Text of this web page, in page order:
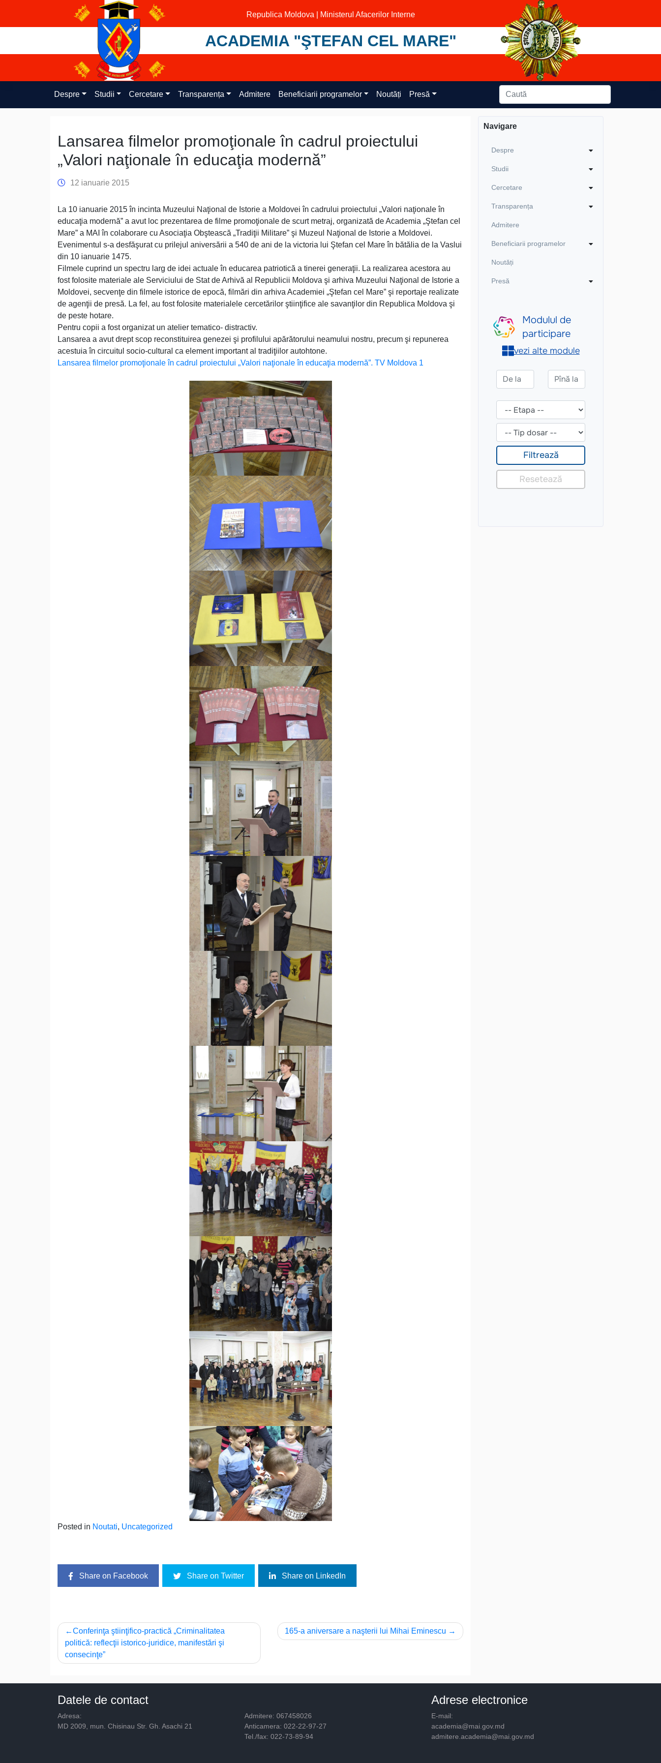
content
Republica Moldova | Ministerul Afacerilor Interne
ACADEMIA "ŞTEFAN CEL MARE"
Despre Studii Cercetare Transparența Admitere Beneficiarii programelor Noutăți Presă
Lansarea filmelor promoţionale în cadrul proiectului
„Valori naţionale în educaţia modernă”
12 ianuarie 2015
La 10 ianuarie 2015 în incinta Muzeului Naţional de Istorie a Moldovei în cadrului proiectului „Valori naţionale în
educaţia modernă” a avut loc prezentarea de filme promoţionale de scurt metraj, organizată de Academia „Ştefan cel
Mare” a MAI în colaborare cu Asociaţia Obştească „Tradiţii Militare” şi Muzeul Naţional de Istorie a Moldovei.
Evenimentul s-a desfăşurat cu prilejul aniversării a 540 de ani de la victoria lui Ştefan cel Mare în bătălia de la Vaslui
din 10 ianuarie 1475.
Filmele cuprind un spectru larg de idei actuale în educarea patriotică a tinerei generaţii. La realizarea acestora au
fost folosite materiale ale Serviciului de Stat de Arhivă al Republicii Moldova şi arhiva Muzeului Naţional de Istorie a
Moldovei, secvenţe din filmele istorice de epocă, filmări din arhiva Academiei „Ştefan cel Mare” şi reportaje realizate
de agenţii de presă. La fel, au fost folosite materialele cercetărilor ştiinţifice ale savanţilor din Republica Moldova şi
de peste hotare.
Pentru copii a fost organizat un atelier tematico- distractiv.
Lansarea a avut drept scop reconstituirea genezei şi profilului apărătorului neamului nostru, precum şi repunerea
acestuia în circuitul socio-cultural ca element important al tradiţiilor autohtone.
Lansarea filmelor promoţionale în cadrul proiectului „Valori naţionale în educaţia modernă”. TV Moldova 1
Posted in Noutati, Uncategorized
Share on Facebook Share on Twitter Share on LinkedIn
Navigare
în
articole
Conferinţa ştiinţifico-practică „Criminalitatea
politică: reflecţii istorico-juridice, manifestări şi
consecinţe”
165-a aniversare a naşterii lui Mihai Eminescu
Navigare
Despre
Studii
Cercetare
Transparența
Admitere
Beneficiarii programelor
Noutăți
Presă
Datele de contact
Adresa:
MD 2009, mun. Chisinau Str. Gh. Asachi 21
Admitere: 067458026
Anticamera: 022-22-97-27
Tel./fax: 022-73-89-94
Adrese electronice
E-mail:
academia@mai.gov.md
admitere.academia@mai.gov.md